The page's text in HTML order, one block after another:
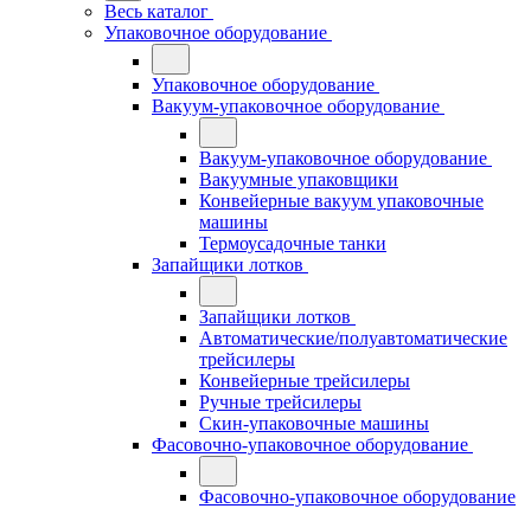
Весь каталог
Упаковочное оборудование
Упаковочное оборудование
Вакуум-упаковочное оборудование
Вакуум-упаковочное оборудование
Вакуумные упаковщики
Конвейерные вакуум упаковочные
машины
Термоусадочные танки
Запайщики лотков
Запайщики лотков
Автоматические/полуавтоматические
трейсилеры
Конвейерные трейсилеры
Ручные трейсилеры
Скин-упаковочные машины
Фасовочно-упаковочное оборудование
Фасовочно-упаковочное оборудование